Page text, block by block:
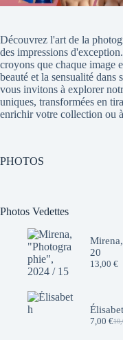
Découvrez l'art de la
des impressions
croyons que chaque image
beauté et la sensualité dans
vous invitons à explorer
uniques, transformées en
enrichir votre collection ou
PHOTOS
Photos Vedettes
20
13,00 €
Le
7,00 €Le